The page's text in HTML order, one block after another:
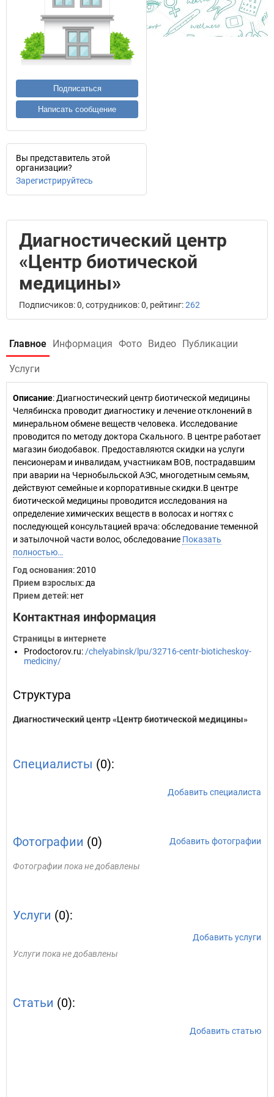
Подписаться
Написать сообщение
Вы представитель этой
организации?
Зарегистрируйтесь
Диагностический центр
«Центр биотической
медицины»
Подписчиков: 0, сотрудников: 0, рейтинг:262
Главное Информация Фото Видео Публикации
Услуги
Описание: Диагностический центр биотической медицины
Челябинска проводит диагностику и лечение отклонений в
минеральном обмене веществ человека. Исследование
проводится по методу доктора Скального. В центре работает
магазин биодобавок. Предоставляются скидки на услуги
пенсионерам и инвалидам, участникам ВОВ, пострадавшим
при аварии на Чернобыльской АЭС, многодетным семьям,
действуют семейные и корпоративные скидки.В центре
биотической медицины проводится исследования на
определение химических веществ в волосах и ногтях с
последующей консультацией врача: обследование теменной
и затылочной части волос, обследование Показать
полностью…
Год основания:2010
Прием взрослых: да
Прием детей: нет
Контактная информация
Страницы в интернете
Prodoctorov.ru: /chelyabinsk/lpu/32716-centr-bioticheskoy-
mediciny/
Структура
Диагностический центр «Центр биотической медицины»
Специалисты (0):
Добавить специалиста
Фотографии (0) Добавить фотографии
Фотографии пока не добавлены
Услуги (0):
Добавить услуги
Услуги пока не добавлены
Статьи (0):
Добавить статью